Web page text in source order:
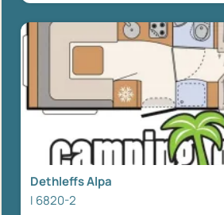
Dethleffs Alpa
I 6820-2